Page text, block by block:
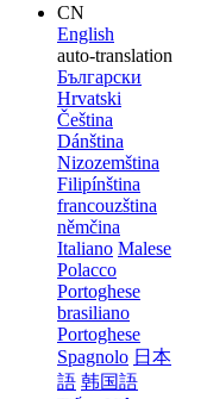
CN
English
auto-translation
Български
Hrvatski
Čeština
Dánština
Nizozemština
Filipínština
francouzština
němčina
Italiano Malese
Polacco
Portoghese
brasiliano
Portoghese
Spagnolo 日本
語 韩国語